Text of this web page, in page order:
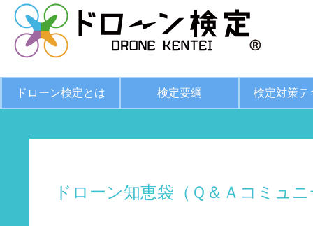
ドローン検定とは 検定要綱 検定対策テ
ドローン知恵袋（Ｑ＆Ａコミュ